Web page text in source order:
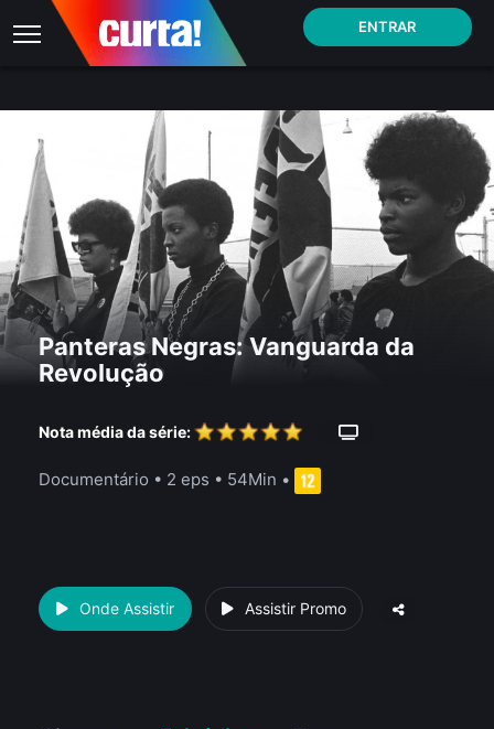
ENTRAR
Panteras Negras: Vanguarda da
Revolução
Nota média da série:
Documentário • 2 eps • 54Min •
Onde Assistir Assistir Promo